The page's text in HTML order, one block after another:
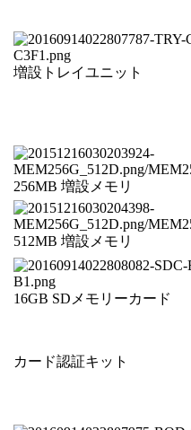
増設トレイユニット
256MB 増設メモリ
512MB 増設メモリ
16GB SDメモリーカード
カード認証キット